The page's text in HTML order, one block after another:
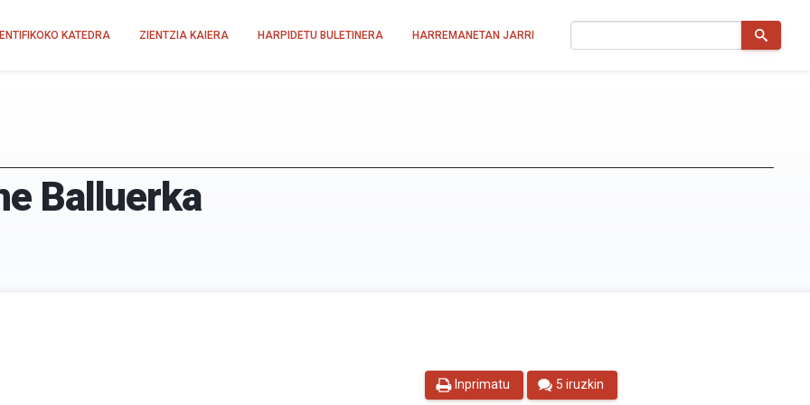
KATEDRA ZIENTZIA KAIERA HARPIDETU BULETINERA HARREMANETAN JARRI
Balluerka
Inprimatu 5 iruzkin